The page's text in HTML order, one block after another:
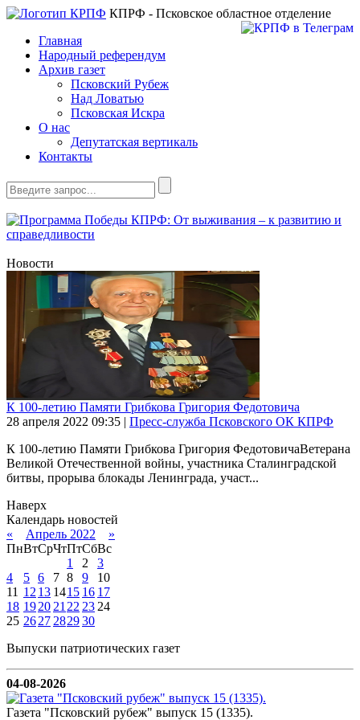
КПРФ - Псковское областное отделение
Главная
Народный референдум
Архив газет
Псковский Рубеж
Над Ловатью
Псковская Искра
О нас
Депутатская вертикаль
Контакты
Новости
К 100-летию Памяти Грибкова Григория Федотовича
28 апреля 2022 09:35 | Пресс-служба Псковского ОК КПРФ
К 100-летию Памяти Грибкова Григория ФедотовичаВетерана
Великой Отечественной войны, участника Сталинградской
битвы, прорыва блокады Ленинграда, участ...
Наверх
Календарь новостей
«
Апрель 2022
»
ПнВтСрЧтПтСбВс
1
2
3
4
5 6 7 8 9
10
11 12 13 1415 16 17
18 1920 21 22 23 24
25 2627 282930
Выпуски патриотических газет
04-08-2026
Газета "Псковский рубеж" выпуск 15 (1335).